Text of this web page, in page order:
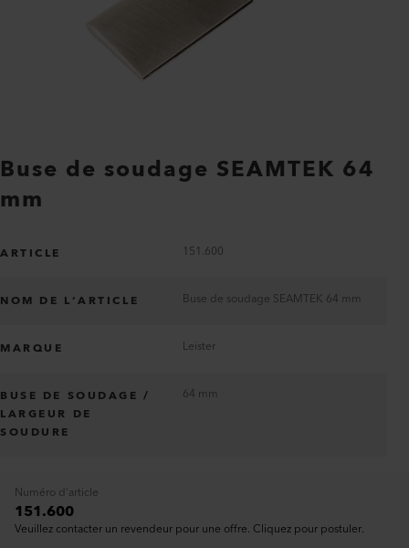
Buse de soudage SEAMTEK 64
mm
ARTICLE 151.600
NOM DE L’ARTICLE Buse de soudage SEAMTEK 64 mm
MARQUE Leister
BUSE DE SOUDAGE /
LARGEUR DE
SOUDURE
64 mm
Numéro d'article
151.600
Veuillez contacter un revendeur pour une offre. Cliquez pour postuler.